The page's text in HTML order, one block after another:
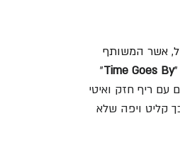
אשר המשותף
Time Goes By
"
ריף חזק ואיטי
קליט ויפה שלא